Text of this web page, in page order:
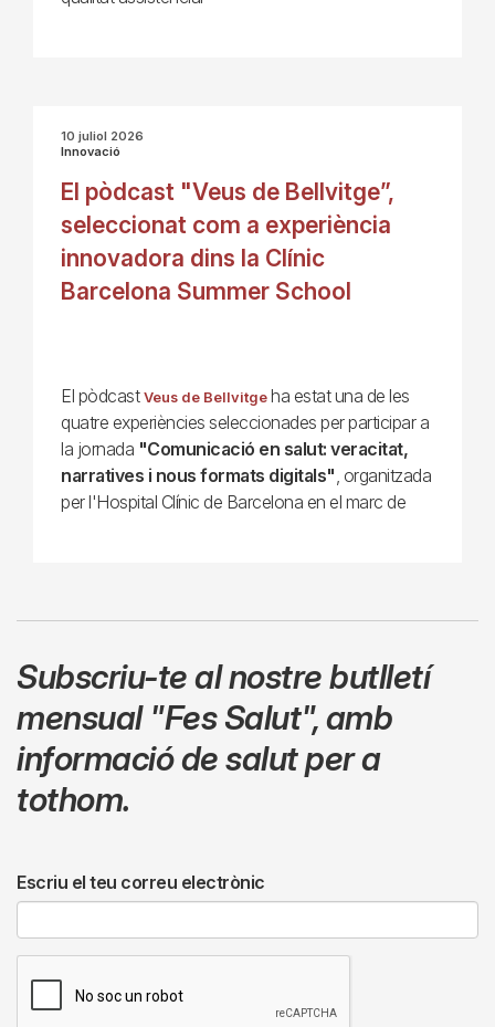
10 juliol 2026
Innovació
El pòdcast "Veus de Bellvitge”,
seleccionat com a experiència
innovadora dins la Clínic
Barcelona Summer School
El pòdcast Veus de Bellvitgeha estat una de les
quatre experiències seleccionades per participar a
la jornada "Comunicació en salut: veracitat,
narratives i nous formats digitals" , organitzada
per l'Hospital Clínic de Barcelona en el marc de
Subscriu-te al nostre butlletí
mensual "Fes Salut",amb
informació de salut per a
tothom.
Escriu el teu correu electrònic